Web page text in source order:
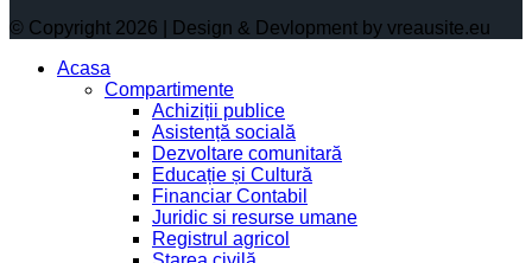
© Copyright 2026 | Design & Devlopment by vreausite.eu
Acasa
Compartimente
Achiziții publice
Asistență socială
Dezvoltare comunitară
Educație și Cultură
Financiar Contabil
Juridic si resurse umane
Registrul agricol